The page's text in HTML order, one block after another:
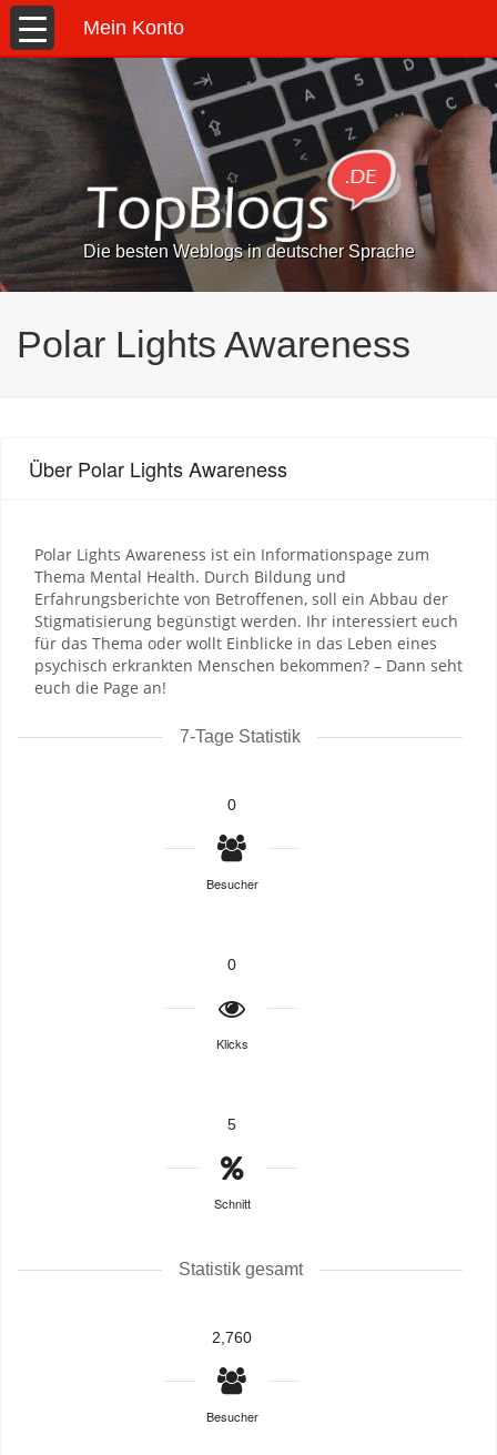
Mein Konto
Die besten Weblogs in deutscher Sprache
Polar Lights Awareness
Über Polar Lights Awareness
Polar Lights Awareness ist ein Informationspage zum
Thema Mental Health. Durch Bildung und
Erfahrungsberichte von Betroffenen, soll ein Abbau der
Stigmatisierung begünstigt werden. Ihr interessiert euch
für das Thema oder wollt Einblicke in das Leben eines
psychisch erkrankten Menschen bekommen? – Dann seht
euch die Page an!
7-Tage Statistik
0
Besucher
0
Klicks
5
Schnitt
Statistik gesamt
2,760
Besucher